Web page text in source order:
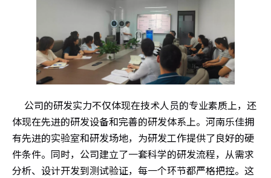
公司的研发实力不仅体现在技术人员的专业素质上，还
体现在先进的研发设备和完善的研发体系上。河南乐佳拥
有先进的实验室和研发场地，为研发工作提供了良好的硬
件条件。同时，公司建立了一套科学的研发流程，从需求
分析、设计开发到测试验证，每一个环节都严格把控。这